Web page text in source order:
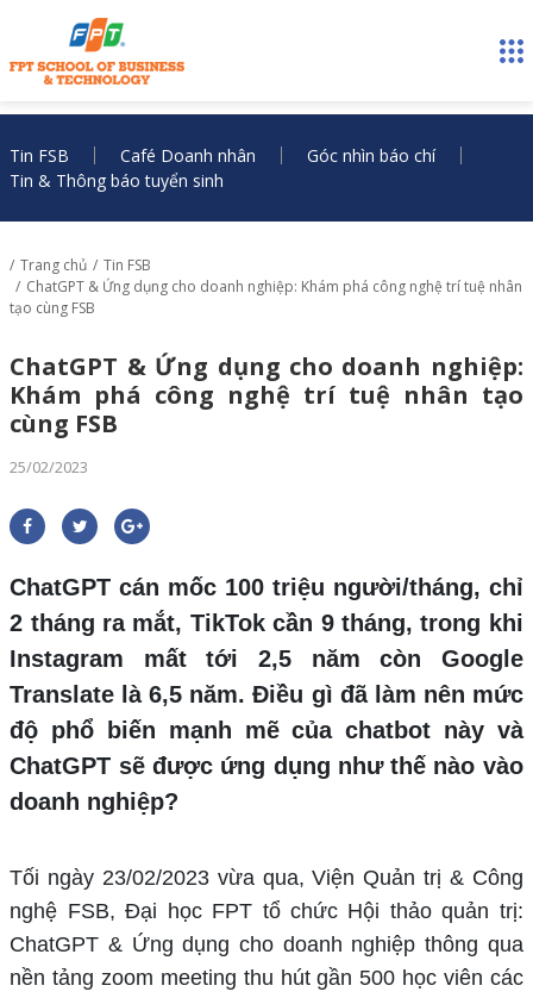
Tin FSB Café Doanh nhân
Góc nhìn báo chí
Tin & Thông báo tuyển sinh
Trang chủ
Tin FSB
ChatGPT & Ứng dụng cho doanh nghiệp: Khám phá công nghệ trí tuệ nhân
tạo cùng FSB
ChatGPT & Ứng dụng cho doanh nghiệp:
Khám phá công nghệ trí tuệ nhân tạo
cùng FSB
25/02/2023
ChatGPT cán mốc 100 triệu người/tháng, chỉ
2 tháng ra mắt, TikTok cần 9 tháng, trong khi
Instagram mất tới 2,5 năm còn Google
Translate là 6,5 năm. Điều gì đã làm nên mức
độ phổ biến mạnh mẽ của chatbot này và
ChatGPT sẽ được ứng dụng như thế nào vào
doanh nghiệp?
Tối ngày 23/02/2023 vừa qua, Viện Quản trị & Công
nghệ FSB, Đại học FPT tổ chức Hội thảo quản trị:
ChatGPT & Ứng dụng cho doanh nghiệp thông qua
nền tảng zoom meeting thu hút gần 500 học viên các